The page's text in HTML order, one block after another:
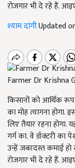
रोजगार भी दे रहे हैं.
श्याम दांगीUpdated
Farmer Dr Krishna
किसानों को आर्थिक
का मोह त्यागना
लिए तैयार रहना
गर्ग का. वे डॉक्टरी
उन्हें जबरदस्त कमाई हो
रोजगार भी दे रहे हैं.